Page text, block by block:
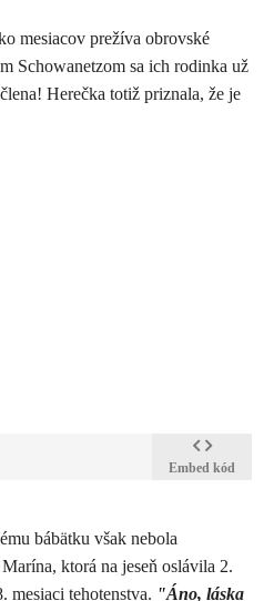
mesiacov prežíva obrovské
Schowanetzom sa ich rodinka už
Herečka totiž priznala, že je
Embed kód
bábätku však nebola
ktorá na jeseň oslávila 2.
mesiaci tehotenstva. "Áno, láska